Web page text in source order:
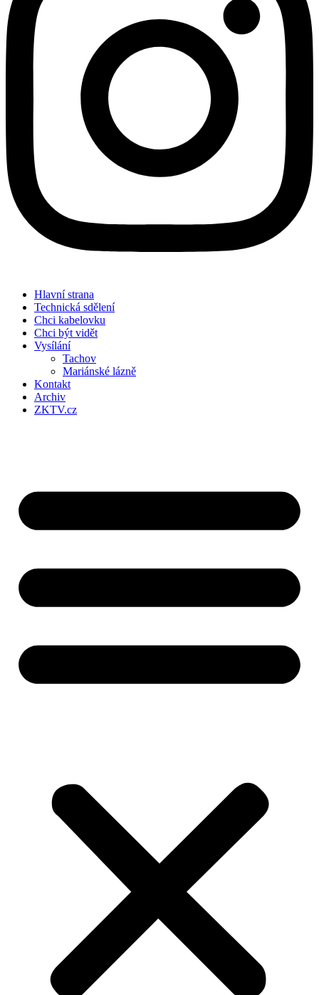
Hlavní strana
Technická sdělení
Chci kabelovku
Chci být vidět
Vysílání
Tachov
Mariánské lázně
Kontakt
Archiv
ZKTV.cz